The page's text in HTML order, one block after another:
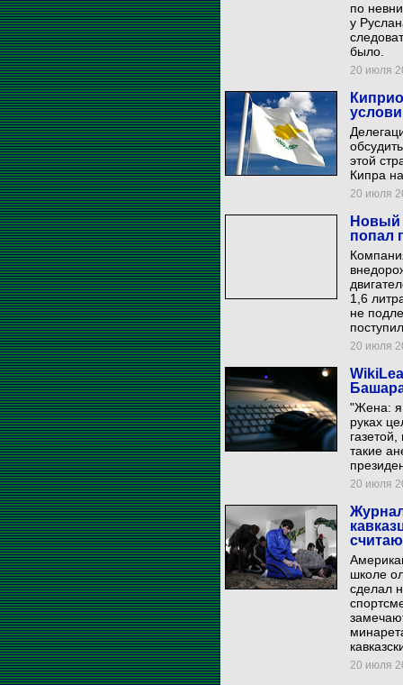
по
у
было.
20 июля
этой
Кипра
20 июля
Новый
попал
1,6
не
20 июля
"Жена: я
руках
такие
20 июля
школе
сделал
20 июля